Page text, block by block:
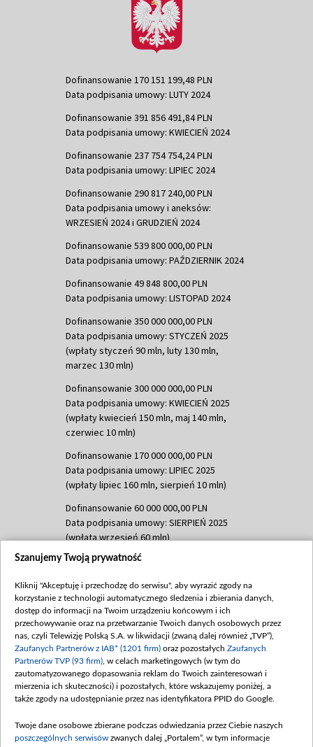
Dofinansowanie 170 151 199,48 PLN
Data podpisania umowy: LUTY 2024
Dofinansowanie 391 856 491,84 PLN
Data podpisania umowy: KWIECIEŃ 2024
Dofinansowanie 237 754 754,24 PLN
Data podpisania umowy: LIPIEC 2024
Dofinansowanie 290 817 240,00 PLN
Data podpisania umowy i aneksów:
WRZESIEŃ 2024 i GRUDZIEŃ 2024
Dofinansowanie 539 800 000,00 PLN
Data podpisania umowy: PAŹDZIERNIK 2024
Dofinansowanie 49 848 800,00 PLN
Data podpisania umowy: LISTOPAD 2024
Dofinansowanie 350 000 000,00 PLN
Data podpisania umowy: STYCZEŃ 2025
(wpłaty styczeń 90 mln, luty 130 mln,
marzec 130 mln)
Dofinansowanie 300 000 000,00 PLN
Data podpisania umowy: KWIECIEŃ 2025
(wpłaty kwiecień 150 mln, maj 140 mln,
czerwiec 10 mln)
Dofinansowanie 170 000 000,00 PLN
Data podpisania umowy: LIPIEC 2025
(wpłaty lipiec 160 mln, sierpień 10 mln)
Dofinansowanie 60 000 000,00 PLN
Data podpisania umowy: SIERPIEŃ 2025
(wpłata wrzesień 60 mln)
Dofinansowanie 635 783 051,21 PLN
(wpłata wrzesień 100 mln, październik 350
mln, listopad 265 mln)
Dofinansowanie 48 862 000,00 PLN
Data podpisania umowy: GRUDZIEŃ 2025
(wpłata grudzień 60,548 mln)
Dofinansowanie 900 000 000,00 PLN
Data podpisania umowy: LUTY 2026 (wpłata
kwiecień 180 mln, 7 maja 180 mln, 8
czerwca 90 mln)
Szanujemy Twoją prywatność
Kliknij "Akceptuję i przechodzę do serwisu", aby wyrazić zgody na
korzystanie z technologii automatycznego śledzenia i zbierania danych,
dostęp do informacji na Twoim urządzeniu końcowym i ich
przechowywanie oraz na przetwarzanie Twoich danych osobowych przez
nas, czyli Telewizję Polską S.A. w likwidacji (zwaną dalej również „TVP”),
Zaufanych Partnerów z IAB* (1201 firm) oraz pozostałych Zaufanych
Partnerów TVP (93 firm) , w celach marketingowych (w tym do
zautomatyzowanego dopasowania reklam do Twoich zainteresowań i
mierzenia ich skuteczności) i pozostałych, które wskazujemy poniżej, a
także zgody na udostępnianie przez nas identyfikatora PPID do Google.
Twoje dane osobowe zbierane podczas odwiedzania przez Ciebie naszych
poszczególnych serwisów zwanych dalej „Portalem”, w tym informacje